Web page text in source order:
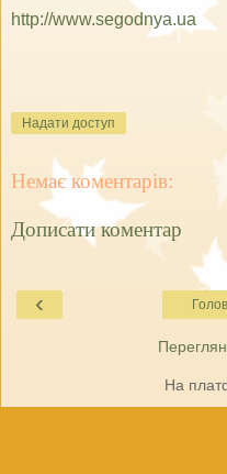
http://www.segodnya.ua
Надати доступ
Немає коментарів:
Дописати коментар
‹
На